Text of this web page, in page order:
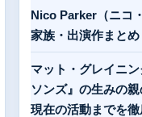
Nico Parker（ニコ
家族・出演作まとめ
マット・グレイニ
ソンズ』の生みの親
現在の活動までを